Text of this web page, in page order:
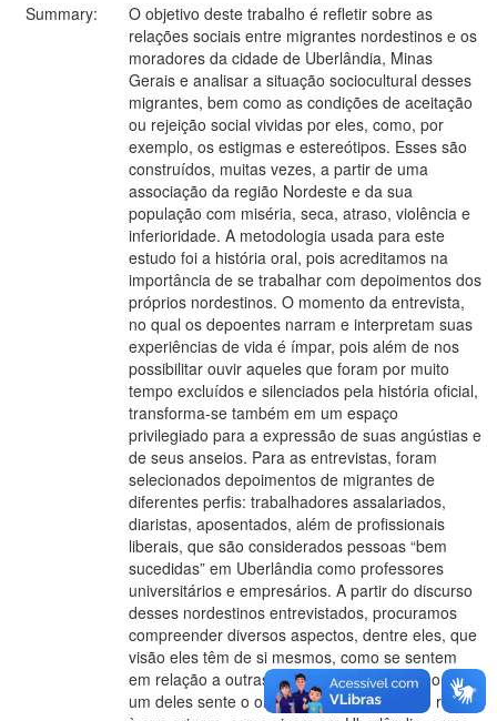
Summary:
O objetivo deste trabalho é refletir sobre as
relações sociais entre migrantes nordestinos e os
moradores da cidade de Uberlândia, Minas
Gerais e analisar a situação sociocultural desses
migrantes, bem como as condições de aceitação
ou rejeição social vividas por eles, como, por
exemplo, os estigmas e estereótipos. Esses são
construídos, muitas vezes, a partir de uma
associação da região Nordeste e da sua
população com miséria, seca, atraso, violência e
inferioridade. A metodologia usada para este
estudo foi a história oral, pois acreditamos na
importância de se trabalhar com depoimentos dos
próprios nordestinos. O momento da entrevista,
no qual os depoentes narram e interpretam suas
experiências de vida é ímpar, pois além de nos
possibilitar ouvir aqueles que foram por muito
tempo excluídos e silenciados pela história oficial,
transforma-se também em um espaço
privilegiado para a expressão de suas angústias e
de seus anseios. Para as entrevistas, foram
selecionados depoimentos de migrantes de
diferentes perfis: trabalhadores assalariados,
diaristas, aposentados, além de profissionais
liberais, que são considerados pessoas “bem
sucedidas” em Uberlândia como professores
universitários e empresários. A partir do discurso
desses nordestinos entrevistados, procuramos
compreender diversos aspectos, dentre eles, que
visão eles têm de si mesmos, como se sentem
em relação a outras práticas culturais, como cada
um deles sente o olhar do outro, no que se refere